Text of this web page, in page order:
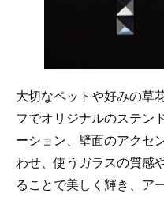
大切なペットや好みの草
フでオリジナルのステン
ーション、壁面のアクセ
わせ、使うガラスの質感
ることで美しく輝き、ア